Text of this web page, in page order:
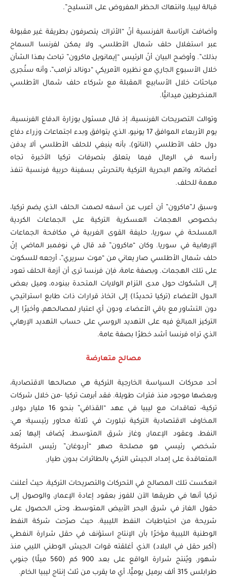
قبالة ليبيا، وانتهاك الحظر المفروض على التسليح”.
وأضافت الرئاسة الفرنسية أنّ “الأتراك يتصرفون بطريقة غير مقبولة
عبر استغلال حلف شمال الأطلسي، ولا يمكن لفرنسا السماح
بذلك”. وأوضح البيان أنّ الرئيس “إيمانويل ماكرون” تباحث بهذا الشأن
خلال الأسبوع الجاري مع نظيره الأمريكي “دونالد ترامب”، وأنه ستُجرى
مباحثات خلال الأسابيع المقبلة مع شركاء حلف شمال الأطلسي
المنخرطين ميدانيًّا.
وتوالت التصريحات الفرنسية، إذ قال مسئول بوزارة الدفاع الفرنسية،
يوم الأربعاء الموافق 17 يونيو، الذي يتوافق وبدء اجتماعات وزراء دفاع
دول حلف الأطلسي (الناتو)، بأنه ينبغي للحلف الأطلسي ألا يدفن
رأسه في الرمال فيما يتعلق بتصرفات تركيا الأخيرة تجاه
أعضائه، واتهم البحرية التركية بالتحرش بسفينة حربية فرنسية تنفذ
مهمة للحلف.
وسبق لـ”ماكرون” أن أعرب عن أسفه لصمت الحلف الذي يضم تركيا،
بخصوص الهجمات العسكرية التركية على الجماعات الكردية
المسلحة في سوريا، حليفة القوى الغربية في مكافحة الجماعات
الإرهابية في سوريا. وكان “ماكرون” قد قال في نوفمبر الماضي إنّ
حلف شمال الأطلسي صار يعاني من “موت سريري”، أرجعه للسكوت
على تلك الهجمات. وبصفة عامة، فإن فرنسا ترى أن أزمة الحلف تعود
إلى الشكوك حول مدى التزام الولايات المتحدة ببنوده، وميل بعض
الدول الأعضاء (تركيا تحديدًا) إلى اتخاذ قرارات ذات طابع استراتيجي
دون التشاور مع باقي الأعضاء، ودون أي اعتبار لمصالحهم، وأخيرًا إلى
التركيز المبالغ فيه على التهديد الروسي على حساب التهديد الإرهابي
الذي تراه فرنسا أشد خطرًا بصفة عامة.
مصالح متعارضة
أحد محركات السياسة الخارجية التركية هي مصالحها الاقتصادية،
وبعضها موجود منذ فترات طويلة. فقد أبرمت تركيا -من خلال شركات
تركية- تعاقدات مع ليبيا في عهد “القذافي” بنحو 16 مليار دولار.
المخاوف الاقتصادية التركية تبلورت في ثلاثة محاور رئيسية؛ هي:
النفط، وعقود الإعمار، وغاز شرق المتوسط، يُضاف إليها بُعد
شخصي رئيسي هو مصلحة صهر “أردوغان” رئيس الشركة
المتعاقدة على إمداد الجيش التركي بالطائرات بدون طيار.
انعكست تلك المصالح في التحركات والتصريحات التركية، حيث أعلنت
تركيا أنها في طريقها الآن للفوز بعقود إعادة الإعمار، والوصول إلى
حقول الغاز في شرق البحر الأبيض المتوسط، وحتى الحصول على
شريحة من احتياطيات النفط الليبية. حيث صرّحت شركة النفط
الوطنية الليبية مؤخرًا بأن الإنتاج استؤنف في حقل شرارة النفطي
(أكبر حقل في البلاد) الذي أغلقته قوات الجيش الوطني الليبي منذ
شهور. ويُنتج شرارة الواقع على بعد 900 كم (560 ميلًا) جنوبي
طرابلس 315 ألف برميل يوميًّا، أي ما يقرب من ثلث إنتاج ليبيا الخام.